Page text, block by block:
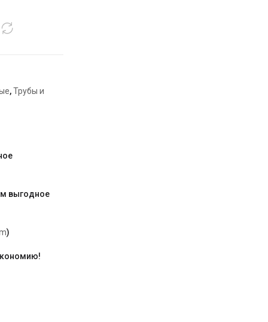
,Трубы и
выгодное
)